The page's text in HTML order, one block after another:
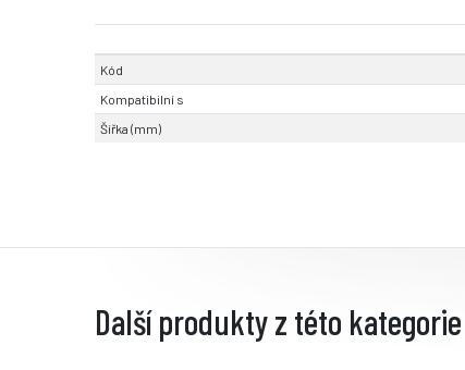
Kód
Kompatibilní s
Šířka (mm)
Další produkty z této kategorie